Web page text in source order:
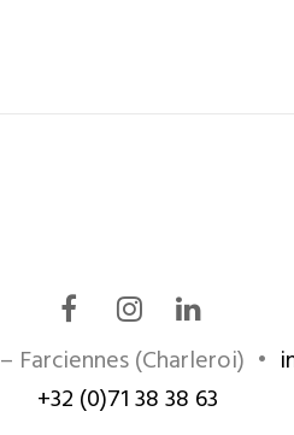
– Farciennes (Charleroi) •
+32 (0)71 38 38 63